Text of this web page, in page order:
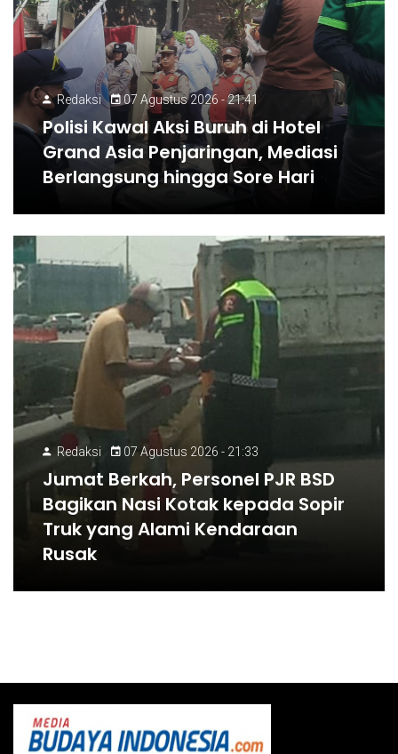
Redaksi 07 Agustus 2026 - 21:41
Polisi Kawal Aksi Buruh di Hotel
Grand Asia Penjaringan, Mediasi
Berlangsung hingga Sore Hari
Redaksi 07 Agustus 2026 - 21:33
Jumat Berkah, Personel PJR BSD
Bagikan Nasi Kotak kepada Sopir
Truk yang Alami Kendaraan
Rusak